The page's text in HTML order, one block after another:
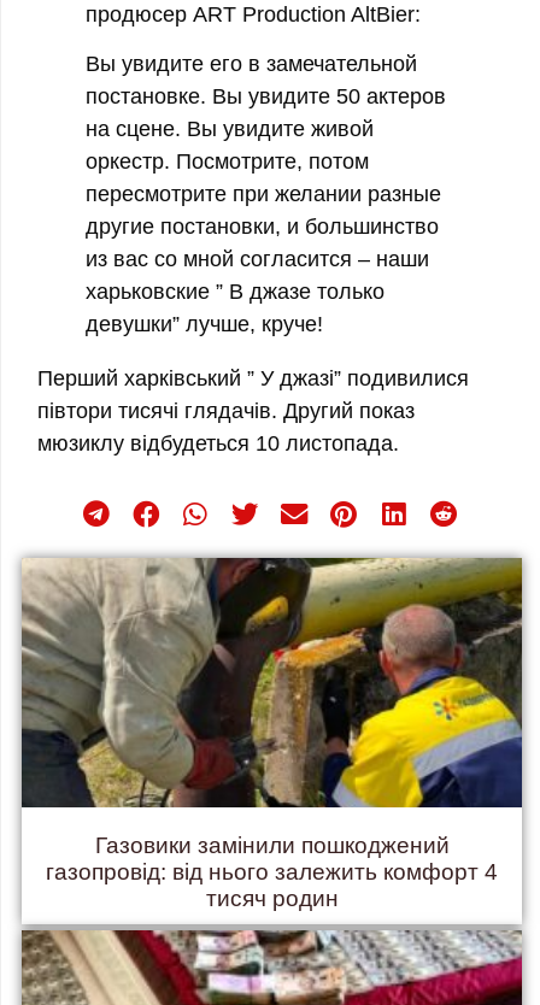
продюсер ART Production AltBier:
Вы увидите его в замечательной
постановке. Вы увидите 50 актеров
на сцене. Вы увидите живой
оркестр. Посмотрите, потом
пересмотрите при желании разные
другие постановки, и большинство
из вас со мной согласится – наши
харьковские ” В джазе только
девушки” лучше, круче!
Перший харківський ” У джазі” подивилися
півтори тисячі глядачів. Другий показ
мюзиклу відбудеться 10 листопада.
Газовики замінили пошкоджений
газопровід: від нього залежить комфорт 4
тисяч родин